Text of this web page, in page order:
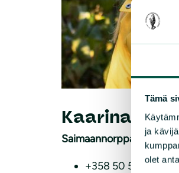
Tämä
ja
olet
Saimaannorppa-
Kaarina
+358 50 530 3270